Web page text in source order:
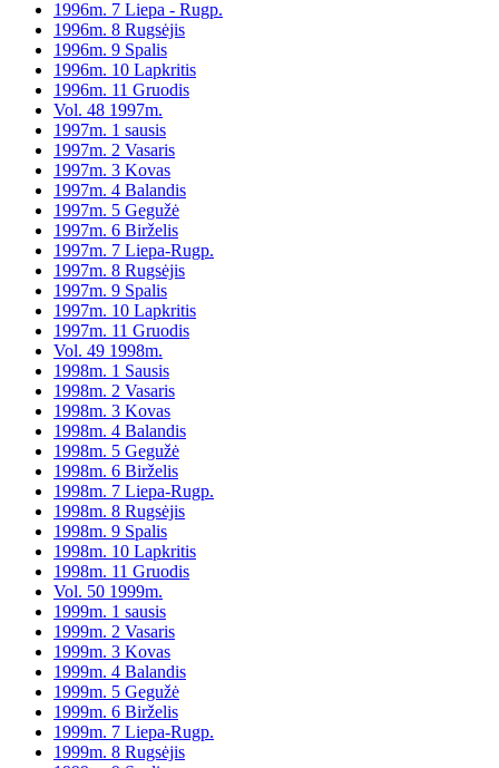
1996m. 7 Liepa - Rugp.
1996m. 8 Rugsėjis
1996m. 9 Spalis
1996m. 10 Lapkritis
1996m. 11 Gruodis
Vol. 48 1997m.
1997m. 1 sausis
1997m. 2 Vasaris
1997m. 3 Kovas
1997m. 4 Balandis
1997m. 5 Gegužė
1997m. 6 Birželis
1997m. 7 Liepa-Rugp.
1997m. 8 Rugsėjis
1997m. 9 Spalis
1997m. 10 Lapkritis
1997m. 11 Gruodis
Vol. 49 1998m.
1998m. 1 Sausis
1998m. 2 Vasaris
1998m. 3 Kovas
1998m. 4 Balandis
1998m. 5 Gegužė
1998m. 6 Birželis
1998m. 7 Liepa-Rugp.
1998m. 8 Rugsėjis
1998m. 9 Spalis
1998m. 10 Lapkritis
1998m. 11 Gruodis
Vol. 50 1999m.
1999m. 1 sausis
1999m. 2 Vasaris
1999m. 3 Kovas
1999m. 4 Balandis
1999m. 5 Gegužė
1999m. 6 Birželis
1999m. 7 Liepa-Rugp.
1999m. 8 Rugsėjis